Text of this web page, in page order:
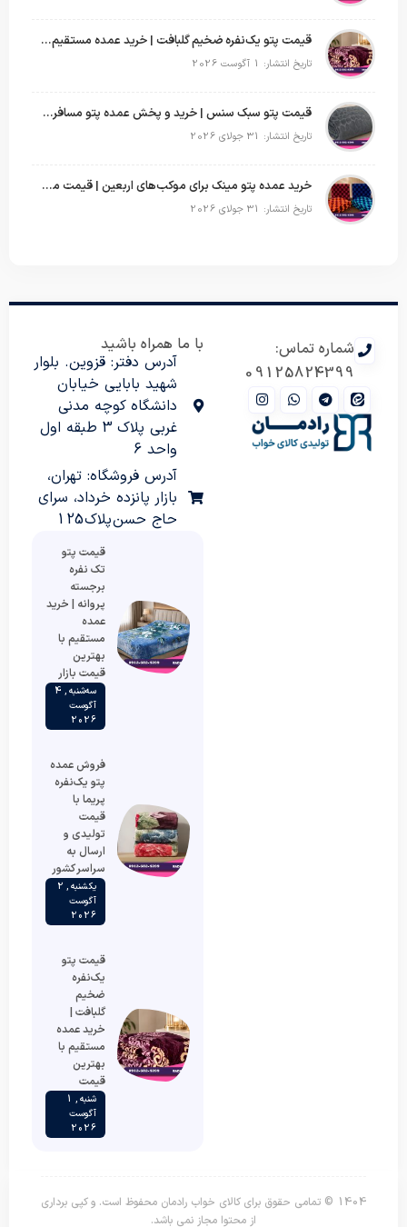
قیمت پتو یک‌نفره ضخیم گلبافت | خرید عمده مستقیم با بهترین قیمت
تاریخ انتشار: 1 آگوست 2026
قیمت پتو سبک سنس | خرید و پخش عمده پتو مسافرتی Sense
تاریخ انتشار: 31 جولای 2026
خرید عمده پتو مینک برای موکب‌های اربعین | قیمت مناسب و ارسال سریع
تاریخ انتشار: 31 جولای 2026
شماره تماس:
09125824399
با ما همراه باشید
آدرس دفتر: قزوین. بلوار
شهید بابایی خیابان
دانشگاه کوچه مدنی
غربی پلاک 3 طبقه اول
واحد 6
آدرس فروشگاه: تهران،
بازار پانزده خرداد، سرای
حاج حسن پلاک 125
قیمت پتو
تک نفره
برجسته
پروانه | خرید
عمده
مستقیم با
بهترین
قیمت بازار
سه‌شنبه , 4
آگوست
2026
فروش عمده
پتو یک‌نفره
پریما با
قیمت
تولیدی و
ارسال به
سراسر کشور
یکشنبه , 2
آگوست
2026
قیمت پتو
یک‌نفره
ضخیم
گلبافت |
خرید عمده
مستقیم با
بهترین
قیمت
شنبه , 1
آگوست
2026
1404 © تمامی حقوق برای کالای خواب رادمان محفوظ است. و کپی برداری
از محتوا مجاز نمی باشد.